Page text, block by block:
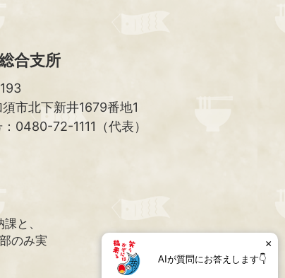
合支所
市北下新井1679番地1
0480-72-1111（代表）
と、
のみ実
AIが質問にお答えします👇
×